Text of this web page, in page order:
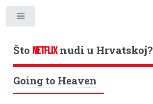
Što NETFLIXnudi u Hrvatskoj?
Going to Heaven